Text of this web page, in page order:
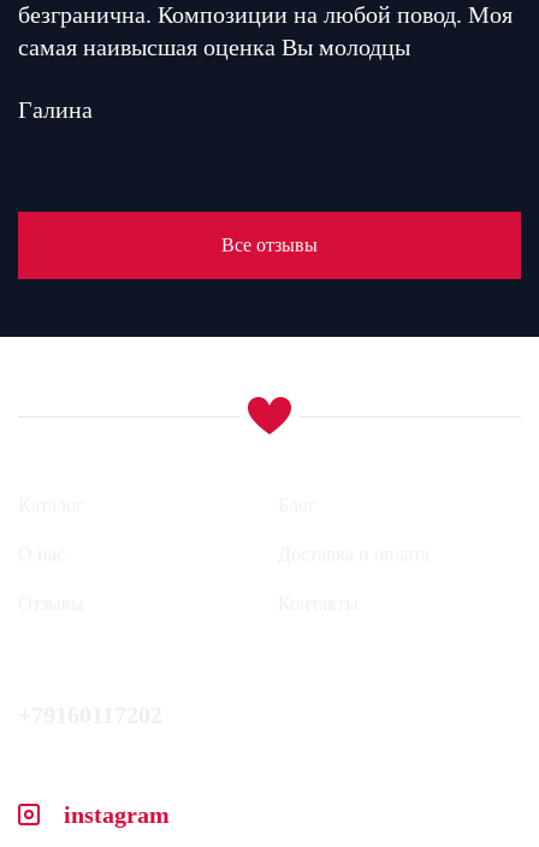
безгранична. Композиции на любой повод. Моя
самая наивысшая оценка Вы молодцы
Галина
Все отзывы
instagram